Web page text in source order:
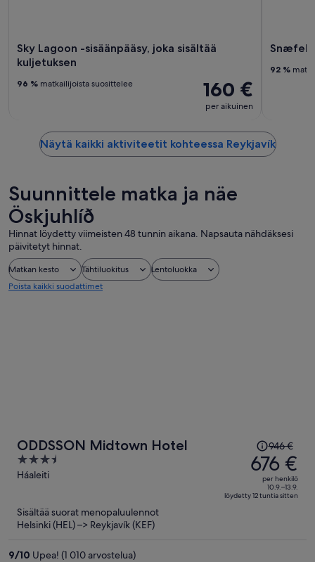
Sky Lagoon -sisäänpääsy, joka sisältää
kuljetuksen
160 €
per aikuinen
96 % matkailijoista suosittelee
92 %
Näytä kaikki aktiviteetit kohteessa Reykjavík
Suunnittele matka ja näe
Öskjuhlíð
Hinnat löydetty viimeisten 48 tunnin aikana. Napsauta nähdäksesi
päivitetyt hinnat.
Matkan kesto Tähtiluokitus
Lentoluokka
Poista kaikki suodattimet
ODDSSON Midtown Hotel
3.5
out
Háaleiti
Hinta
oli
946 €,
hinta
on
946 €
676 €
per henkilö
10.9.–13.9.
löydetty 12 tuntia sitten
Sisältää suorat menopaluulennot
Helsinki (HEL) –> Reykjavík (KEF)
9/10 Upea! (1 010 arvostelua)